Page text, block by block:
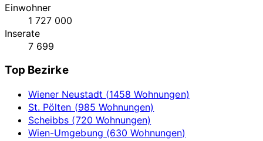
Einwohner
1 727 000
Inserate
7 699
Top Bezirke
Wiener Neustadt (1458 Wohnungen)
St. Pölten (985 Wohnungen)
Scheibbs (720 Wohnungen)
Wien-Umgebung (630 Wohnungen)